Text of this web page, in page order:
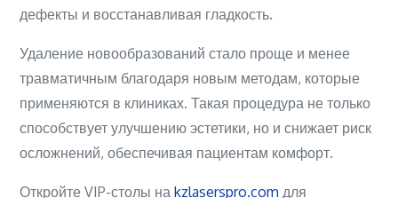
дефекты и восстанавливая гладкость.
Удаление новообразований стало проще и менее
травматичным благодаря новым методам, которые
применяются в клиниках. Такая процедура не только
способствует улучшению эстетики, но и снижает риск
осложнений, обеспечивая пациентам комфорт.
Откройте VIP-столы наkzlaserspro.com для